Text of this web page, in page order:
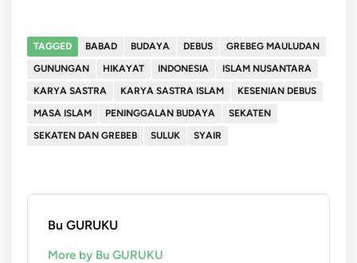
TAGGED BABAD BUDAYA DEBUS
GREBEG MAULUDAN
GUNUNGAN
HIKAYAT INDONESIA
ISLAM NUSANTARA
KARYA SASTRA
KARYA SASTRA ISLAM
KESENIAN DEBUS
MASA ISLAM
PENINGGALAN BUDAYA
SEKATEN
SEKATEN DAN GREBEB
SULUK SYAIR
Bu GURUKU
More by Bu GURUKU